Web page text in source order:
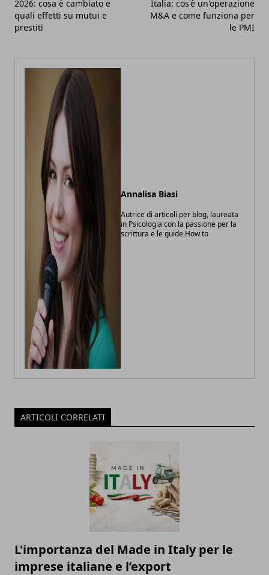
2026: cosa è cambiato e
quali effetti su mutui e
prestiti
Italia: cos'è un'operazione
M&A e come funziona per
le PMI
Annalisa Biasi
Autrice di articoli per blog, laureata
in Psicologia con la passione per la
scrittura e le guide How to
ARTICOLI CORRELATI
L'importanza del Made in Italy per le
imprese italiane e l’export